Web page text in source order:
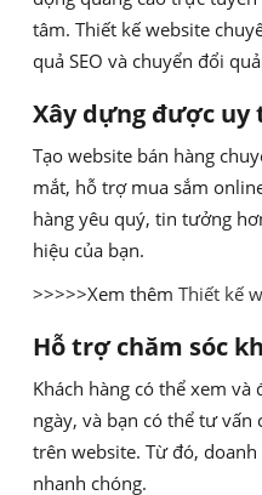
tâm. Thiết kế website
quả SEO và chuyển đổi
Xây dựng được
Tạo website bán hàng
mắt, hỗ trợ mua sắm
hàng yêu quý, tin tưởng
hiệu của bạn.
>>>>>Xem thêm Thiết kế
Hỗ trợ chăm sóc
Khách hàng có thể xem
ngày, và bạn có thể tư
trên website. Từ đó,
nhanh chóng.